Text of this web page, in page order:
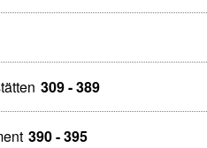
309 - 389
390 - 395